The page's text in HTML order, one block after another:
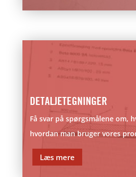
DETALJETEGNINGER
Få svar på spørgsmålene om,
hvordan man bruger vores
Læs mere